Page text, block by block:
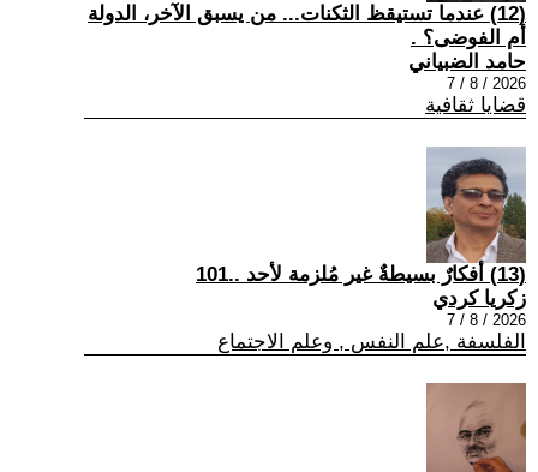
(12) عندما تستيقظ الثكنات... من يسبق الآخر، الدولة
أم الفوضى؟ .
حامد الضبياني
2026 / 8 / 7
قضايا ثقافية
(13) أفكارٌ بسيطةٌ غير مُلزمة لأحد ..101
زكريا كردي
2026 / 8 / 7
الفلسفة ,علم النفس , وعلم الاجتماع